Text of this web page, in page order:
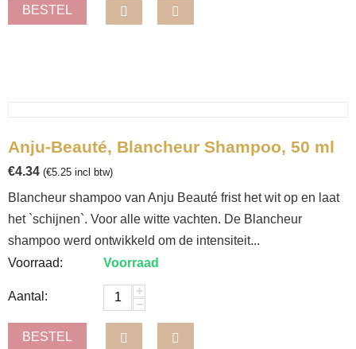
BESTEL
Anju-Beauté, Blancheur Shampoo, 50 ml
€4.34 (€5.25 incl btw)
Blancheur shampoo van Anju Beauté frist het wit op en laat
het `schijnen`. Voor alle witte vachten. De Blancheur
shampoo werd ontwikkeld om de intensiteit...
Voorraad:
Voorraad
Aantal:
+
−
BESTEL